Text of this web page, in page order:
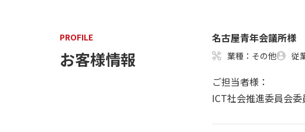
PROFILE
お客様情報
名古屋青年会議所様
業種：その他 従
ご担当者様：
ICT社会推進委員会